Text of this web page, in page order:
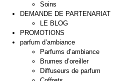
Soins
DEMANDE DE PARTENARIAT
LE BLOG
PROMOTIONS
parfum d’ambiance
Parfums d’ambiance
Brumes d’oreiller
Diffuseurs de parfum